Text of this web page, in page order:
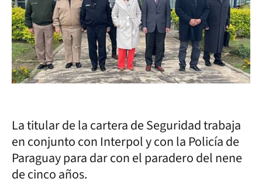
La titular de la cartera de Seguridad trabaja
en conjunto con Interpol y con la Policía de
Paraguay para dar con el paradero del nene
de cinco años.